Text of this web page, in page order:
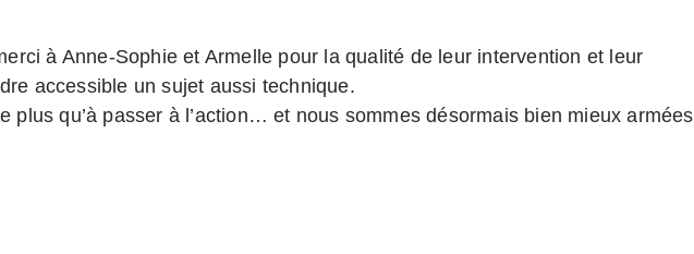
à Anne-Sophie et Armelle pour la qualité de leur intervention et leur
accessible un sujet aussi technique.
plus qu’à passer à l’action… et nous sommes désormais bien mieux armées